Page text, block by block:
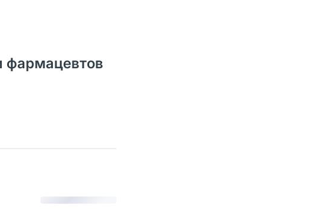
фармацевтов